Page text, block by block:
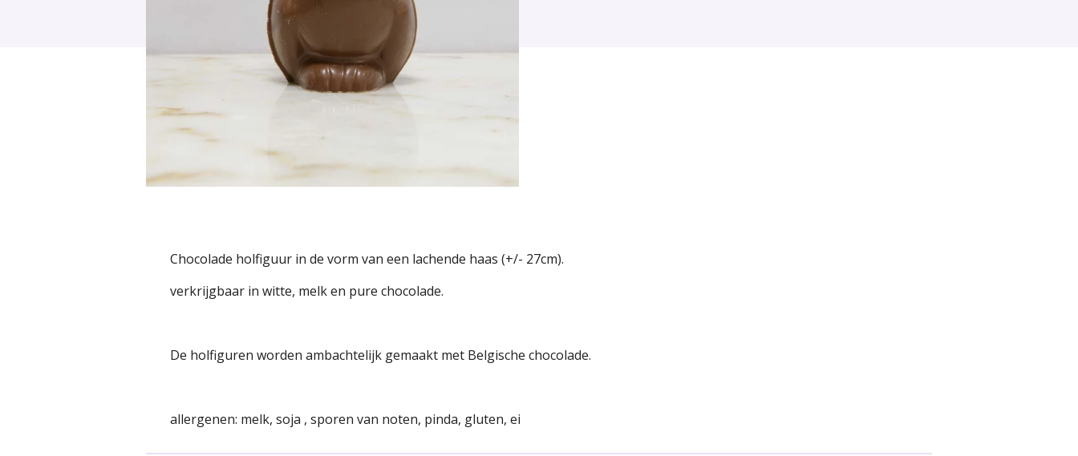
Chocolade holfiguur in de vorm van een lachende haas (+/- 27cm).
verkrijgbaar in witte, melk en pure chocolade.
De holfiguren worden ambachtelijk gemaakt met Belgische chocolade.
allergenen: melk, soja , sporen van noten, pinda, gluten, ei